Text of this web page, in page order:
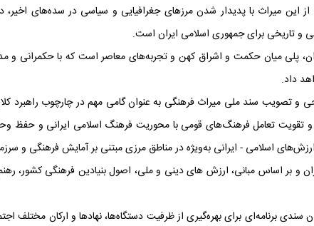
میراث با پدیدار شدن مرزهای جغرافیایی و سیاسی در سده‌های اخیر،
و تاریخی برای جمهوری اسلامی ایران است.
پلی میان حکمت و اشراق کهن و تجربه‌های معاصر است که با حکمرانی و
داد.
اسلامی - ایرانی به‌ویژه در مناطق مرزی مبتنی بر آمایش فرهنگی و
و بر اساس مبانی، ارزش های دینی و ملی، اصول بنیادین فرهنگی کشور،
سندی برنامه‌ای برای بهره‌گیری از ظرفیت دستگاه‌ها، نهادها و ارکان